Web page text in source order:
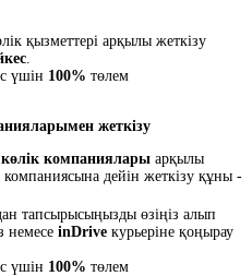
қызметтері арқылы жеткізу
үшін 100% төлем
жеткізу
көлік компаниялары арқылы
дейін жеткізу құны -
тапсырысыңызды өзіңіз алып
немесе inDrive курьеріне қоңырау
үшін 100% төлем